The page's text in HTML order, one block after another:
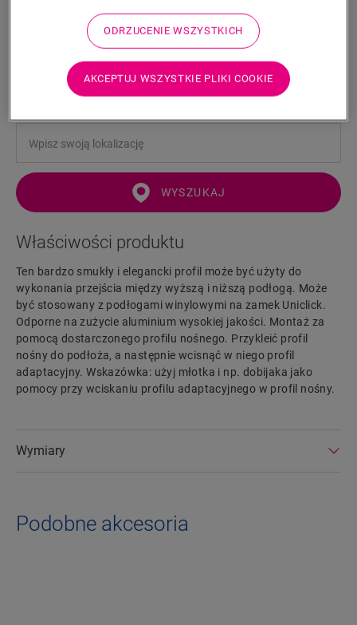
Respect expansion joints
Scratch-resistant top layer
120,70PLN/m
Sugerowana cena brutto
WYSZUKAJ
Właściwości produktu
Ten bardzo smukły i elegancki profil może być użyty do
wykonania przejścia między wyższą i niższą podłogą. Może
być stosowany z podłogami winylowymi na zamek Uniclick.
Odporne na zużycie aluminium wysokiej jakości. Montaż za
pomocą dostarczonego profilu nośnego. Przykleić profil
nośny do podłoża, a następnie wcisnąć w niego profil
adaptacyjny. Wskazówka: użyj młotka i np. dobijaka jako
pomocy przy wciskaniu profilu adaptacyjnego w profil nośny.
Wymiary
Podobne akcesoria
ODRZUCENIE WSZYSTKICH
AKCEPTUJ WSZYSTKIE PLIKI COOKIE